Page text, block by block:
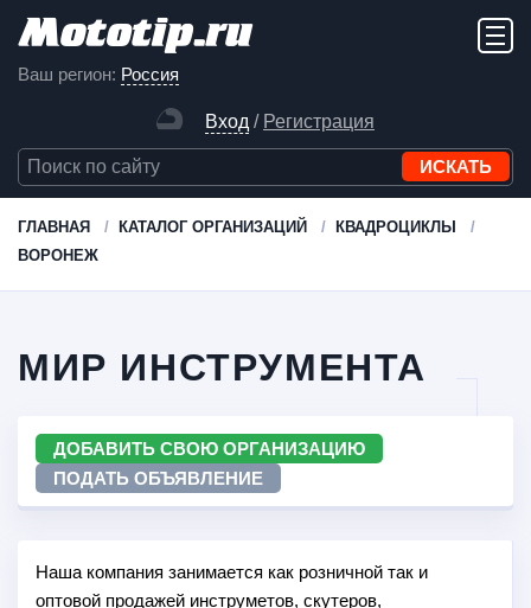
Ваш регион: Россия
Вход / Регистрация
ГЛАВНАЯ КАТАЛОГ ОРГАНИЗАЦИЙ
КВАДРОЦИКЛЫ
ВОРОНЕЖ
МИР ИНСТРУМЕНТА
ДОБАВИТЬ СВОЮ ОРГАНИЗАЦИЮ
ПОДАТЬ ОБЪЯВЛЕНИЕ
Наша компания занимается как розничной так и
оптовой продажей инструметов, скутеров,